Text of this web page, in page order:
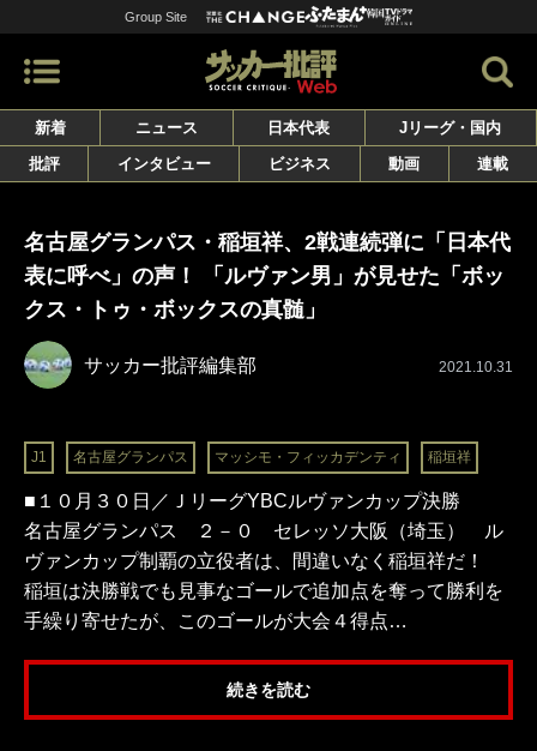
Group Site
新着 ニュース 日本代表
Jリーグ・国内
批評
インタビュー ビジネス 動画 連載
名古屋グランパス・稲垣祥、2戦連続弾に「日本代
表に呼べ」の声！ 「ルヴァン男」が見せた「ボッ
クス・トゥ・ボックスの真髄」
サッカー批評編集部 2021.10.31
J1 名古屋グランパス マッシモ・フィッカデンティ 稲垣祥
■１０月３０日／ＪリーグYBCルヴァンカップ決勝
名古屋グランパス ２－０ セレッソ大阪（埼玉） ル
ヴァンカップ制覇の立役者は、間違いなく稲垣祥だ！
稲垣は決勝戦でも見事なゴールで追加点を奪って勝利を
手繰り寄せたが、このゴールが大会４得点…
続きを読む